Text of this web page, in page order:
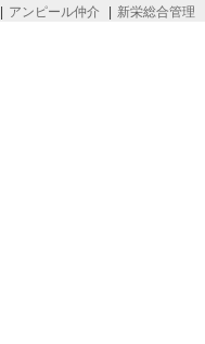
アンピール仲介 新栄総合管理